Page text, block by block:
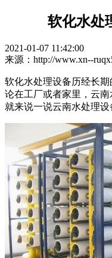
软化水处
2021-01-07 11:42:00
来源：http://www.xn--
软化水处理设备历经长
论在工厂或者家里，云
就来说一说云南水处理设